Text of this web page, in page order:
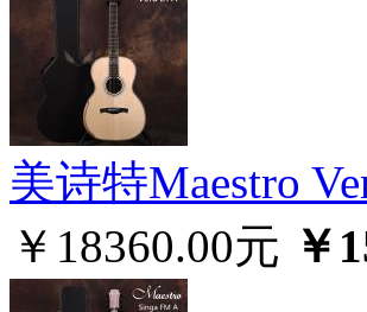
美诗特Maestro
￥18360.00元 ￥